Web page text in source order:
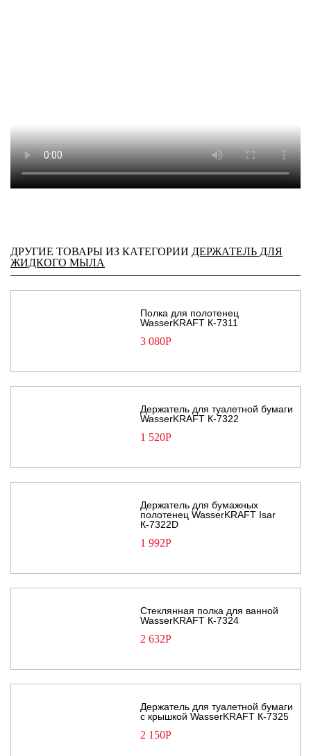
ДРУГИЕ ТОВАРЫ ИЗ КАТЕГОРИИ ДЕРЖАТЕЛЬ ДЛЯ
ЖИДКОГО МЫЛА
Полка для полотенец
WasserKRAFT К-7311
3 080Р
Держатель для туалетной бумаги
WasserKRAFT К-7322
1 520Р
Держатель для бумажных
полотенец WasserKRAFT Isar
К-7322D
1 992Р
Стеклянная полка для ванной
WasserKRAFT К-7324
2 632Р
Держатель для туалетной бумаги
с крышкой WasserKRAFT К-7325
2 150Р